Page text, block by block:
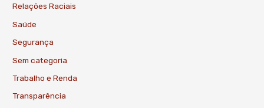
Relações Raciais
Saúde
Segurança
Sem categoria
Trabalho e Renda
Transparência